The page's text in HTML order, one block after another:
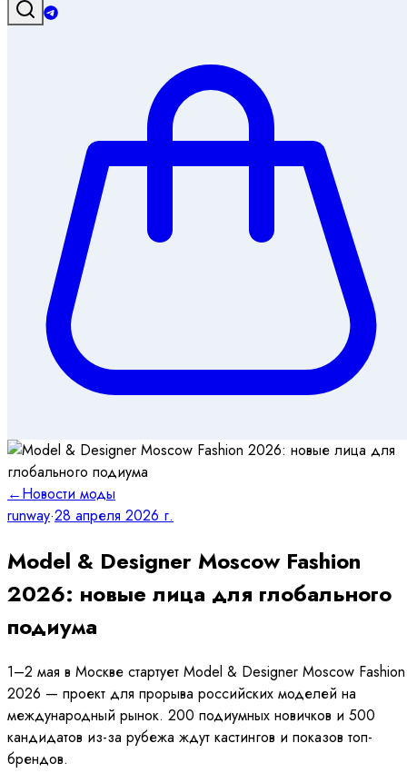
←Новости моды
runway·28 апреля 2026 г.
Model & Designer Moscow Fashion
2026: новые лица для глобального
подиума
1–2 мая в Москве стартует Model & Designer Moscow Fashion
2026 — проект для прорыва российских моделей на
международный рынок. 200 подиумных новичков и 500
кандидатов из-за рубежа ждут кастингов и показов топ-
брендов.